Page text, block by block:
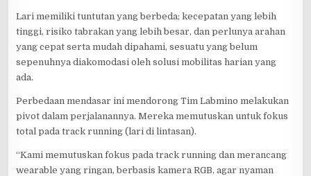
Lari memiliki tuntutan yang berbeda; kecepatan yang lebih
tinggi, risiko tabrakan yang lebih besar, dan perlunya arahan
yang cepat serta mudah dipahami, sesuatu yang belum
sepenuhnya diakomodasi oleh solusi mobilitas harian yang
ada.
Perbedaan mendasar ini mendorong Tim Labmino melakukan
pivot dalam perjalanannya. Mereka memutuskan untuk fokus
total pada track running (lari di lintasan).
“Kami memutuskan fokus pada track running dan merancang
wearable yang ringan, berbasis kamera RGB, agar nyaman